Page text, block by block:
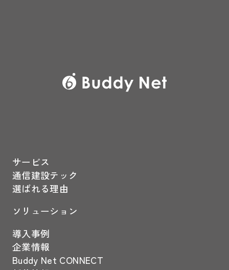
サービス
通信建設テック
選ばれる理由
ソリューション
導入事例
企業情報
Buddy Net CONNECT